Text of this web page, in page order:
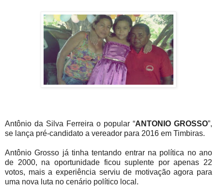
Antônio da Silva Ferreira o popular “ANTONIO GROSSO”,
se lança pré-candidato a vereador para 2016 em Timbiras.
Antônio Grosso já tinha tentando entrar na política no ano
de 2000, na oportunidade ficou suplente por apenas 22
votos, mais a experiência serviu de motivação agora para
uma nova luta no cenário político local.